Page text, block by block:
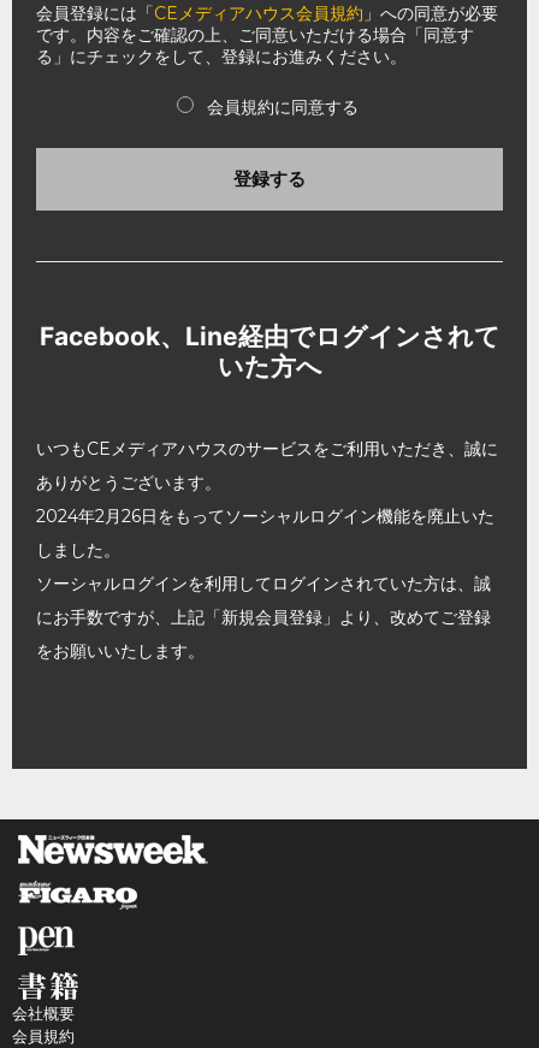
会員登録には「CEメディアハウス会員規約 」への同意が必要
です。内容をご確認の上、ご同意いただける場合「同意す
る」にチェックをして、登録にお進みください。
会員規約に同意する
登録する
Facebook、Line経由でログインされて
いた方へ
いつもCEメディアハウスのサービスをご利用いただき、誠に
ありがとうございます。
2024年2月26日をもってソーシャルログイン機能を廃止いた
しました。
ソーシャルログインを利用してログインされていた方は、誠
にお手数ですが、上記「新規会員登録」より、改めてご登録
をお願いいたします。
会社概要
会員規約